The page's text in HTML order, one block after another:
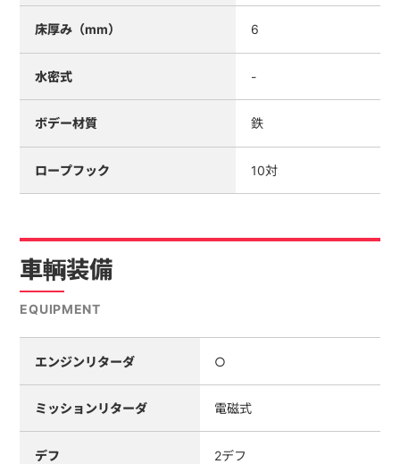
床厚み（mm） 6
水密式 -
ボデー材質 鉄
ロープフック 10対
車輌装備
EQUIPMENT
エンジンリターダ ○
ミッションリターダ 電磁式
デフ 2デフ